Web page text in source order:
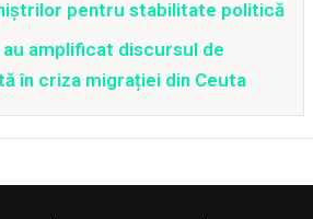
pentru stabilitate politică
amplificat discursul de
în criza migrației din Ceuta